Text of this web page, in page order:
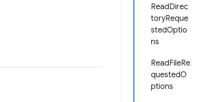
ReadDirec
toryReque
stedOptio
ns
ReadFileRe
questedO
ptions